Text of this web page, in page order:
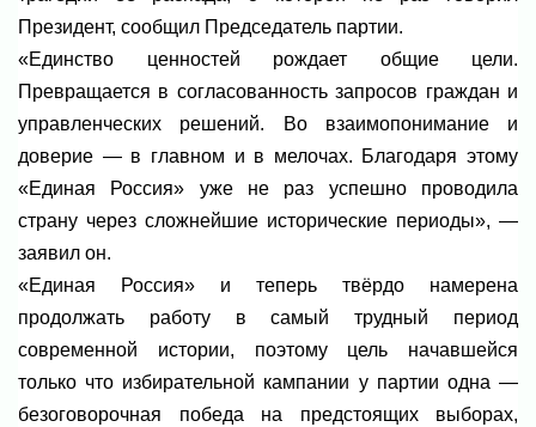
Президент, сообщил Председатель партии.
«Единство ценностей рождает общие цели.
Превращается в согласованность запросов граждан и
управленческих решений. Во взаимопонимание и
доверие — в главном и в мелочах. Благодаря этому
«Единая Россия» уже не раз успешно проводила
страну через сложнейшие исторические периоды», —
заявил он.
«Единая Россия» и теперь твёрдо намерена
продолжать работу в самый трудный период
современной истории, поэтому цель начавшейся
только что избирательной кампании у партии одна —
безоговорочная победа на предстоящих выборах,